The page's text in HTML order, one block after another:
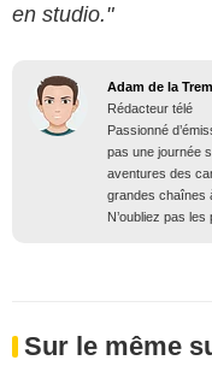
en studio."
Adam de la
Rédacteur télé
Passionné
pas une journée
aventures des
grandes chaînes
N’oubliez pas
Sur le même